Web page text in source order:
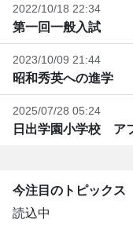
2022/10/18 22:34
第一回一般入試
2023/10/09 21:44
昭和秀英への進学
2025/07/28 05:24
日出学園小学校 ア
今注目のトピックス
読込中